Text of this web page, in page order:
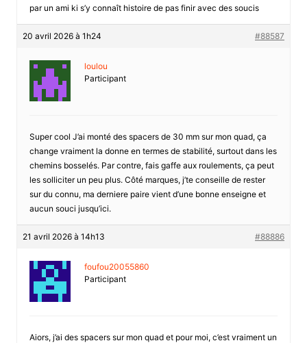
par un ami ki s’y connaît histoire de pas finir avec des soucis
20 avril 2026 à 1h24 #88587
loulou
Participant
Super cool J’ai monté des spacers de 30 mm sur mon quad, ça
change vraiment la donne en termes de stabilité, surtout dans les
chemins bosselés. Par contre, fais gaffe aux roulements, ça peut
les solliciter un peu plus. Côté marques, j’te conseille de rester
sur du connu, ma derniere paire vient d’une bonne enseigne et
aucun souci jusqu’ici.
21 avril 2026 à 14h13 #88886
foufou20055860
Participant
Aiors, j’ai des spacers sur mon quad et pour moi, c’est vraiment un